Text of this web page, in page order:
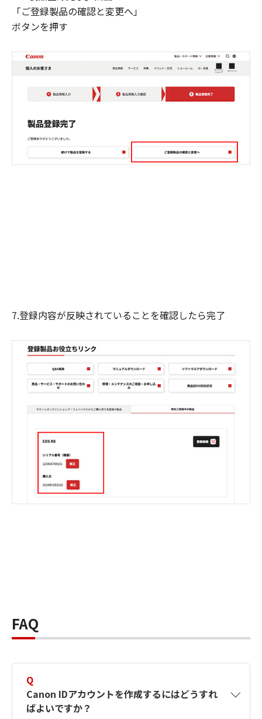
「ご登録製品の確認と変更へ」
ボタンを押す
7.登録内容が反映されていることを確認したら完了
FAQ
Q
Canon IDアカウントを作成するにはどうすれ
ばよいですか？